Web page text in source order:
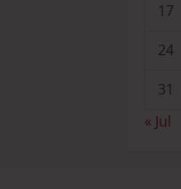
17
24
31
« Jul